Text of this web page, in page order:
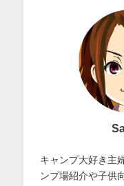
キャンプ大好き主
ンプ場紹介や子供